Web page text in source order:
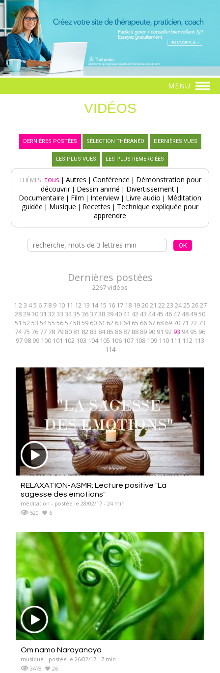
MENU
VIDÉOS
DERNIÈRES POSTÉES SÉLECTION THÉRANÉO DERNIÈRES VUES
LES PLUS VUES LES PLUS REMERCIÉES
THÈMES :tous | Autres | Conférence | Démonstration pour
découvrir| Dessin animé | Divertissement |
Documentaire | Film | Interview | Livre audio | Méditation
guidée | Musique | Recettes | Technique expliquée pour
apprendre
Dernières postées
2267 vidéos
1 23 45 6 7 8 9 10 11 12 13 14 15 16 17 18 192021 2223 2425 2627
28293031 3233 3435 363738394041 4243 4445 4647484950
51 5253 5455 56575859 60 61 62 63 64 65 66 67 68 69 70 71 72 73
74 75 76 77 78 79 80 81 82 83 84 85 86 87 88 89 90 91 9293 94 95 96
97 98 99 100 101 102 103 104 105 106 107 108 109 110 111 112 113
114
RELAXATION-ASMR: Lecture positive "La
sagesse des émotions"
méditation - postée le 28/02/17 - 24 min
520
6
Om namo Narayanaya
musique - postée le 26/02/17 - 7 min
3478
26